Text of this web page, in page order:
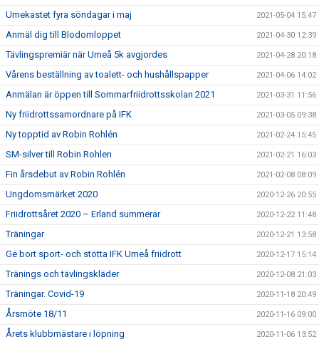
Umekastet fyra söndagar i maj 2021-05-04 15:47
Anmäl dig till Blodomloppet 2021-04-30 12:39
Tävlingspremiär när Umeå 5k avgjordes 2021-04-28 20:18
Vårens beställning av toalett- och hushållspapper 2021-04-06 14:02
Anmälan är öppen till Sommarfriidrottsskolan 2021 2021-03-31 11:56
Ny friidrottssamordnare på IFK 2021-03-05 09:38
Ny topptid av Robin Rohlén 2021-02-24 15:45
SM-silver till Robin Rohlen 2021-02-21 16:03
Fin årsdebut av Robin Rohlén 2021-02-08 08:09
Ungdomsmärket 2020 2020-12-26 20:55
Friidrottsåret 2020 – Erland summerar 2020-12-22 11:48
Träningar 2020-12-21 13:58
Ge bort sport- och stötta IFK Umeå friidrott 2020-12-17 15:14
Tränings och tävlingskläder 2020-12-08 21:03
Träningar. Covid-19 2020-11-18 20:49
Årsmöte 18/11 2020-11-16 09:00
Årets klubbmästare i löpning 2020-11-06 13:52